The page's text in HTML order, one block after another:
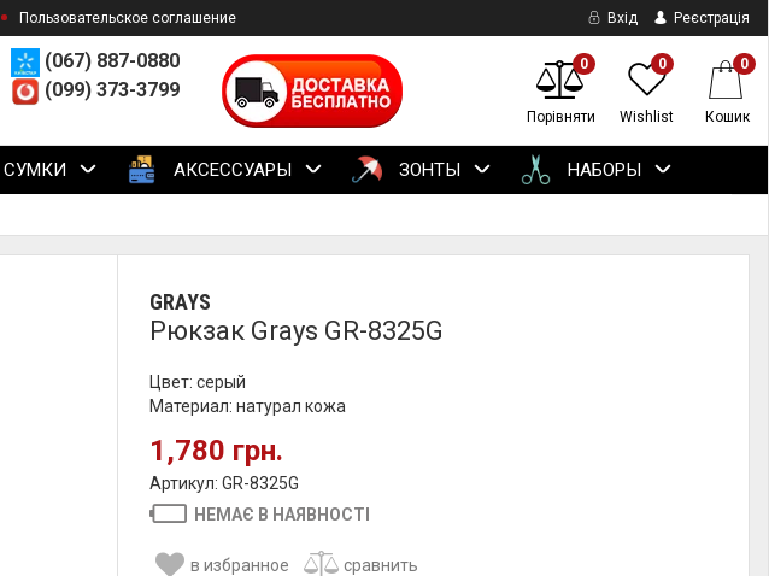
Пользовательское соглашение Вхід Реєстрація
(067) 887-0880
(099) 373-3799
0
Порівняти
0
Wishlist
0
Кошик
СУМКИ АКСЕССУАРЫ ЗОНТЫ НАБОРЫ
GRAYS
Рюкзак Grays GR-8325G
Цвет: серый
Материал: натурал кожа
1,780 грн.
Артикул: GR-8325G
НЕМАЄ В НАЯВНОСТІ
в избранное сравнить